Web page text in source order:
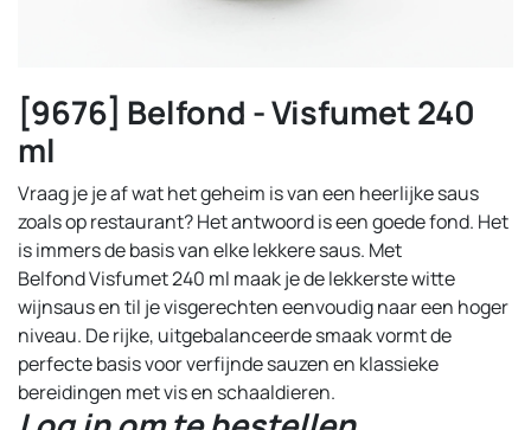
[9676] Belfond - Visfumet 240
ml
Vraag je je af wat het geheim is van een heerlijke saus
zoals op restaurant? Het antwoord is een goede fond. Het
is immers de basis van elke lekkere saus. Met
Belfond Visfumet 240 ml maak je de lekkerste witte
wijnsaus en til je visgerechten eenvoudig naar een hoger
niveau. De rijke, uitgebalanceerde smaak vormt de
perfecte basis voor verfijnde sauzen en klassieke
bereidingen met vis en schaaldieren.